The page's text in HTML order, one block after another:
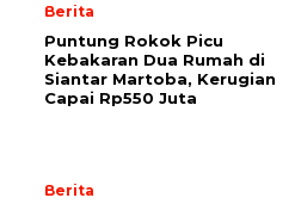
Berita
Puntung Rokok Picu
Kebakaran Dua Rumah di
Siantar Martoba, Kerugian
Capai Rp550 Juta
Berita